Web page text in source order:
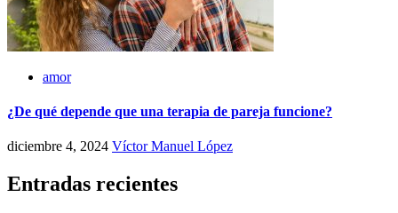
amor
¿De qué depende que una terapia de pareja funcione?
diciembre 4, 2024 Víctor Manuel López
Entradas recientes